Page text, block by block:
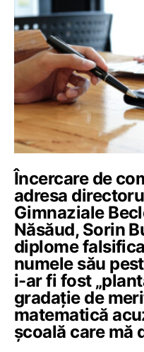
Încercare de
adresa
Gimnaziale
Năsăud, Sorin
diplome
numele său
i-ar fi fost
gradație de
matematică
școală care mă